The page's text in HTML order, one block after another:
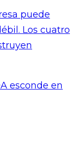
esconde en